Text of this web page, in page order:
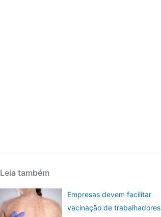
Leia também
Empresas devem facilitar
vacinação de trabalhadores